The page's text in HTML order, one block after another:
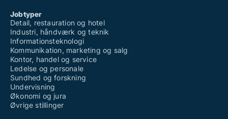
Jobtyper
Detail, restauration og hotel
Industri, håndværk og teknik
Informationsteknologi
Kommunikation, marketing og salg
Kontor, handel og service
Ledelse og personale
Sundhed og forskning
Undervisning
Økonomi og jura
Øvrige stillinger